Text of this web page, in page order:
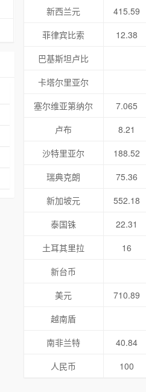
新西兰元
415.59
菲律宾比索
12.38
巴基斯坦卢比
卡塔尔里亚尔
塞尔维亚第纳尔
7.065
卢布
8.21
沙特里亚尔
188.52
瑞典克朗
75.36
新加坡元
552.18
泰国铢
22.31
土耳其里拉
16
新台币
美元
710.89
越南盾
南非兰特
40.84
人民币
100